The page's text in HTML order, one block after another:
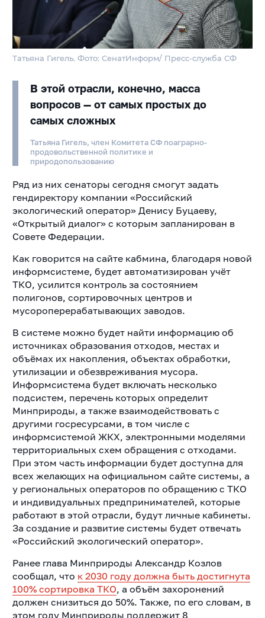
Татьяна Гигель. Фото: СенатИнформ/ Пресс-служба СФ
В этой отрасли, конечно, масса
вопросов — от самых простых до
самых сложных
Татьяна Гигель, член Комитета СФ поаграрно-
продовольственной политике и
природопользованию
Ряд из них сенаторы сегодня смогут задать
гендиректору компании «Российский
экологический оператор» Денису Буцаеву,
«Открытый диалог» с которым запланирован в
Совете Федерации.
Как говорится на сайте кабмина, благодаря новой
информсистеме, будет автоматизирован учёт
ТКО, усилится контроль за состоянием
полигонов, сортировочных центров и
мусороперерабатывающих заводов.
В системе можно будет найти информацию об
источниках образования отходов, местах и
объёмах их накопления, объектах обработки,
утилизации и обезвреживания мусора.
Информсистема будет включать несколько
подсистем, перечень которых определит
Минприроды, а такжевзаимодействовать с
другими госресурсами, в том числе с
информсистемой ЖКХ, электронными моделями
территориальных схем обращения с отходами.
При этом часть информации будет доступна для
всех желающих на официальном сайте системы, а
у региональных операторов по обращению с ТКО
и индивидуальных предпринимателей, которые
работают в этой отрасли, будут личные кабинеты.
За создание и развитие системы будет отвечать
«Российский экологический оператор».
Ранее глава Минприроды Александр Козлов
сообщал, что к 2030 году должна быть достигнута
100% сортировка ТКО, а объём захоронений
должен снизиться до 50%. Также, по его словам, в
этом году Минприроды поддержит 8